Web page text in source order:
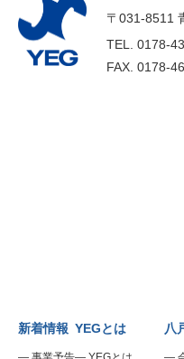
〒031-8511
TEL. 0178-
FAX. 0178-
新着情報 YEGとは 八